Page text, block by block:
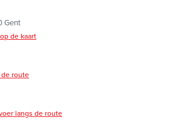
Gent
de kaart
de route
langs de route